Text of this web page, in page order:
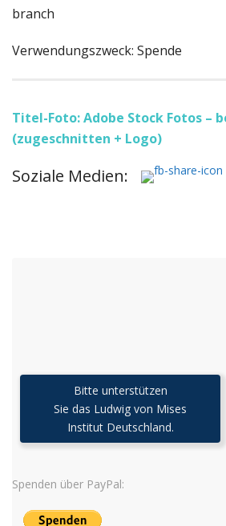
branch
Verwendungszweck: Spende
Titel-Foto: Adobe Stock Fotos –
(zugeschnitten + Logo)
Soziale Medien:
Bitte unterstützen
Sie das Ludwig von Mises
Institut Deutschland.
Spenden über PayPal: